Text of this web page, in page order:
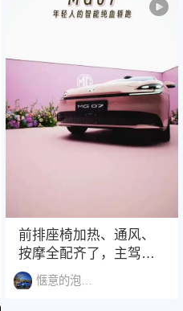
前排座椅加热、通风、
按摩全配齐了，主驾还
能自动调温湿，夏天出
汗冬天冷都不怕。副驾